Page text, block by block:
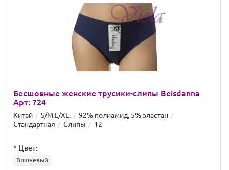
Бесшовные женские трусики-слипы Beisdanna
Арт: 724
Китай S/M.L/XL.
92% полиамид, 5% эластан
Стандартная
Слипы 12
* Цвет:
Вишневый